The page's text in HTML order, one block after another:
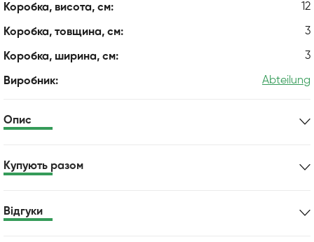
Коробка, висота, см: 12
Коробка, товщина, см: 3
Коробка, ширина, см: 3
Виробник: Abteilung
Опис
Купують разом
Відгуки